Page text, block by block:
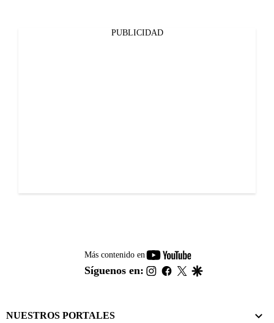
PUBLICIDAD
Más contenido en
youtube-
footer
Síguenos en: instagram
facebook
twitter
NUESTROS PORTALES